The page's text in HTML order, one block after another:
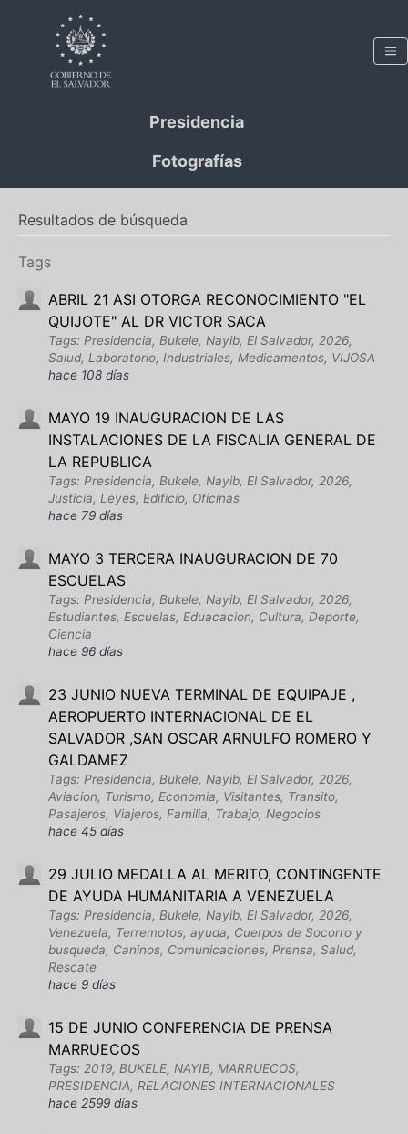
Presidencia
Fotografías
Resultados de búsqueda
Tags
ABRIL 21 ASI OTORGA RECONOCIMIENTO "EL
QUIJOTE" AL DR VICTOR SACA
Tags: Presidencia, Bukele, Nayib, El Salvador, 2026,
Salud, Laboratorio, Industriales, Medicamentos, VIJOSA
hace 108 días
MAYO 19 INAUGURACION DE LAS
INSTALACIONES DE LA FISCALIA GENERAL DE
LA REPUBLICA
Tags: Presidencia, Bukele, Nayib, El Salvador, 2026,
Justicia, Leyes, Edificio, Oficinas
hace 79 días
MAYO 3 TERCERA INAUGURACION DE 70
ESCUELAS
Tags: Presidencia, Bukele, Nayib, El Salvador, 2026,
Estudiantes, Escuelas, Eduacacion, Cultura, Deporte,
Ciencia
hace 96 días
23 JUNIO NUEVA TERMINAL DE EQUIPAJE ,
AEROPUERTO INTERNACIONAL DE EL
SALVADOR ,SAN OSCAR ARNULFO ROMERO Y
GALDAMEZ
Tags: Presidencia, Bukele, Nayib, El Salvador, 2026,
Aviacion, Turismo, Economia, Visitantes, Transito,
Pasajeros, Viajeros, Familia, Trabajo, Negocios
hace 45 días
29 JULIO MEDALLA AL MERITO, CONTINGENTE
DE AYUDA HUMANITARIA A VENEZUELA
Tags: Presidencia, Bukele, Nayib, El Salvador, 2026,
Venezuela, Terremotos, ayuda, Cuerpos de Socorro y
busqueda, Caninos, Comunicaciones, Prensa, Salud,
Rescate
hace 9 días
15 DE JUNIO CONFERENCIA DE PRENSA
MARRUECOS
Tags: 2019, BUKELE, NAYIB, MARRUECOS,
PRESIDENCIA, RELACIONES INTERNACIONALES
hace 2599 días